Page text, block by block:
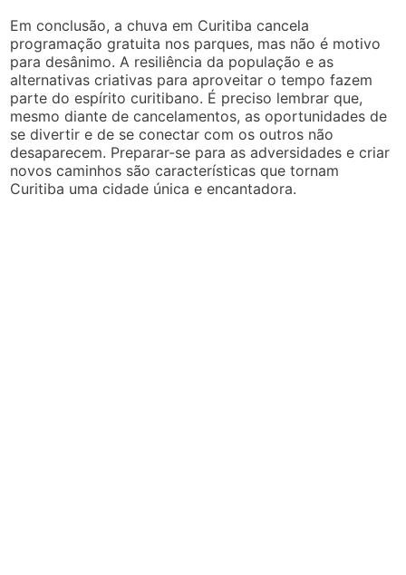
Em conclusão, a chuva em Curitiba cancela
programação gratuita nos parques, mas não é motivo
para desânimo. A resiliência da população e as
alternativas criativas para aproveitar o tempo fazem
parte do espírito curitibano. É preciso lembrar que,
mesmo diante de cancelamentos, as oportunidades de
se divertir e de se conectar com os outros não
desaparecem. Preparar-se para as adversidades e criar
novos caminhos são características que tornam
Curitiba uma cidade única e encantadora.